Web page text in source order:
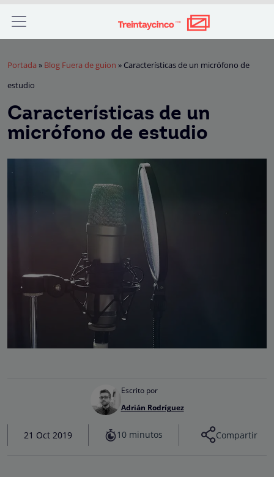
Portada » Blog Fuera de guion » Características de un micrófono de
estudio
Características de un
micrófono de estudio
Escrito por
Adrián Rodríguez
21 Oct 2019 10 minutos Compartir